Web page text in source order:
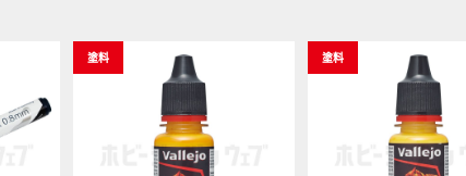
塗料 塗料